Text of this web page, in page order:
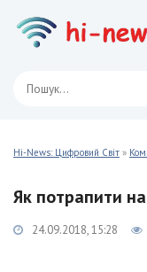
Hi-News: Цифровий Світ »
Як потрапити
24.09.2018, 15:28